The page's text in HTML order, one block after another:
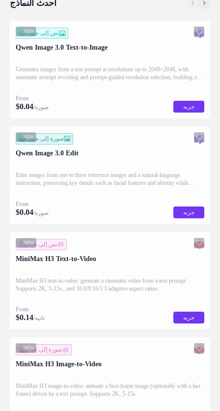
أحدث النماذج
NEW
نص إلى صورة
Qwen Image 3.0 Text-to-Image
Generates images from a text prompt at resolutions up to 2048×2048, with
automatic prompt rewriting and prompt-guided resolution selection, building on
From
$0.04 /صورة جربه
NEW
صورة إلى صورة
Qwen Image 3.0 Edit
Edits images from one to three reference images and a natural-language
instruction, preserving key details such as facial features and identity while
From
$0.04 /صورة جربه
NEW
نص إلى فيديو
MiniMax H3 Text-to-Video
MiniMax H3 text-to-video: generate a cinematic video from a text prompt.
Supports 2K, 5-15s., and 16:9/9:16/1:1/adaptive aspect ratios.
From
$0.14 /ثانية جربه
NEW
صورة إلى فيديو
MiniMax H3 Image-to-Video
MiniMax H3 image-to-video: animate a first-frame image (optionally with a last
frame) driven by a text prompt. Supports 2K, 5-15s.